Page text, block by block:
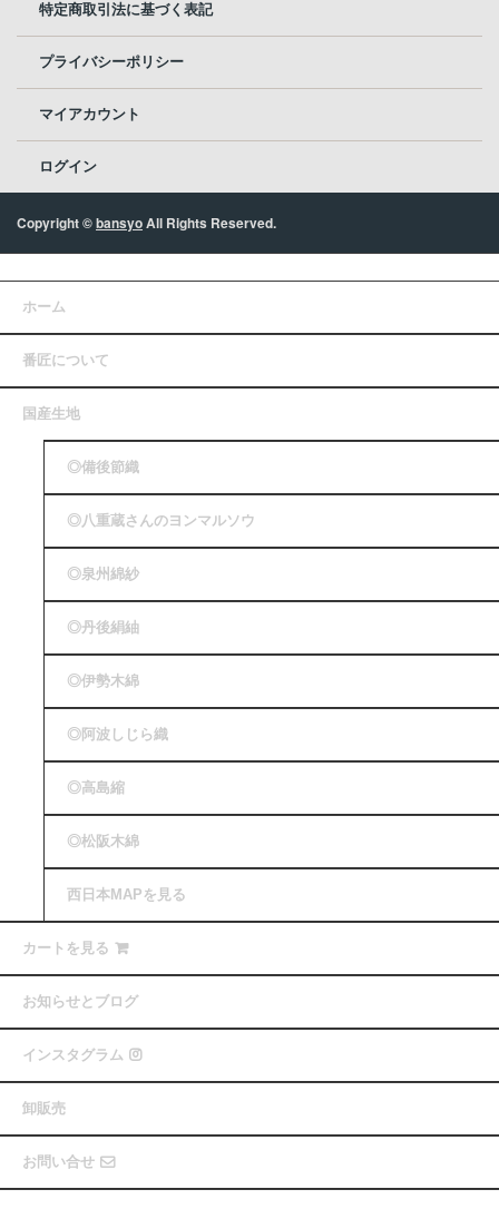
特定商取引法に基づく表記
プライバシーポリシー
マイアカウント
ログイン
Copyright ©bansyoAll Rights Reserved.
ホーム
番匠について
国産生地
◎備後節織
◎八重蔵さんのヨンマルソウ
◎泉州綿紗
◎丹後絹紬
◎伊勢木綿
◎阿波しじら織
◎高島縮
◎松阪木綿
西日本MAPを見る
カートを見る
お知らせとブログ
インスタグラム
卸販売
お問い合せ